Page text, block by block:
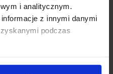
i analitycznym.
z innymi danymi
podczas